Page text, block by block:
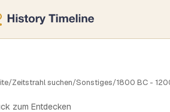
/Zeitstrahl suchen/Sonstiges/1800 BC -
zum Entdecken